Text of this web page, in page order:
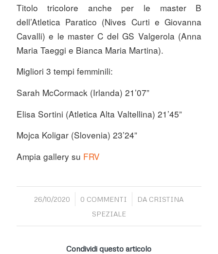
Titolo tricolore anche per le master B
dell’Atletica Paratico (Nives Curti e Giovanna
Cavalli) e le master C del GS Valgerola (Anna
Maria Taeggi e Bianca Maria Martina).
Migliori 3 tempi femminili:
Sarah McCormack (Irlanda) 21’07”
Elisa Sortini (Atletica Alta Valtellina) 21’45”
Mojca Koligar (Slovenia) 23’24”
Ampia gallery su FRV
26/10/2020
/ 0 COMMENTI
/ DA CRISTINA
SPEZIALE
Condividi questo articolo